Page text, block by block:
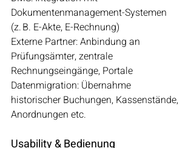
Dokumentenmanagement-Systemen
(z. B. E-Akte, E-Rechnung)
Externe Partner: Anbindung an
Prüfungsämter, zentrale
Rechnungseingänge, Portale
Datenmigration: Übernahme
historischer Buchungen, Kassenstände,
Anordnungen etc.
Usability & Bedienung